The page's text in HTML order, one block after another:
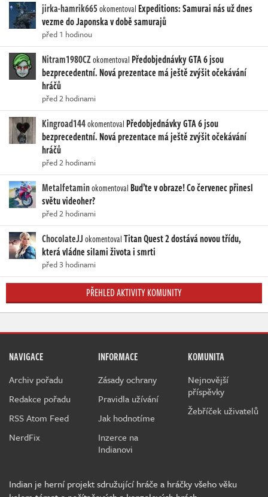
jirka-hamrik665okomentoval Expeditions: Samurai nás už dnes
vezme do Japonska v době samurajů
před 1 hodinou
Nitram1980CZokomentoval Předobjednávky GTA 6 jsou
bezprecedentní. Nová prezentace má ještě zvýšit očekávání
hráčů
před 2 hodinami
Kingroad144okomentoval Předobjednávky GTA 6 jsou
bezprecedentní. Nová prezentace má ještě zvýšit očekávání
hráčů
před 2 hodinami
Metalfetaminokomentoval Buďte v obraze! Co červenec přinesl
světu videoher?
před 2 hodinami
ChocolateJJokomentovalTitan Quest 2 dostává novou třídu,
která vládne silami života i smrti
před 3 hodinami
PŘEHLED AKTIVITY KOMUNITY
NAVIGACE
Archiv pořadu
Redakce pořadu
RSS Atom Feed
NerdFix
INFORMACE
Zásady ochrany
Pravidla užívání
Jak hodnotíme
Inzerce na
Indianovi
KOMUNITA
Nejnovější
příspěvky
Žebříček uživatelů
Indian je herní projekt sdružující hráče a hráčky všeho věku